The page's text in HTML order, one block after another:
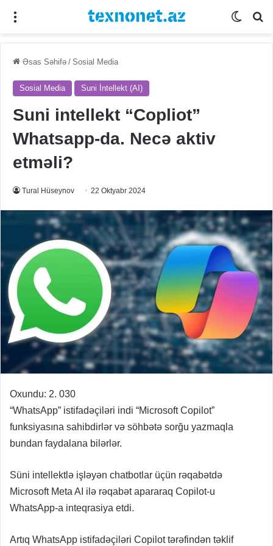
Əsas Səhifə / Sosial Media
Sosial Media Suni İntellekt (AI)
Suni intellekt “Copliot”
Whatsapp-da. Necə aktiv
etməli?
Tural Hüseynov 22 Oktyabr 2024
Oxundu: 2. 030
“WhatsApp” istifadəçiləri indi “Microsoft Copilot”
funksiyasına sahibdirlər və söhbətə sorğu yazmaqla
bundan faydalana bilərlər.
Süni intellektlə işləyən chatbotlar üçün rəqabətdə
Microsoft Meta AI ilə rəqabət apararaq Copilot-u
WhatsApp-a inteqrasiya etdi.
Artıq WhatsApp istifadəçiləri Copilot tərəfindən təklif